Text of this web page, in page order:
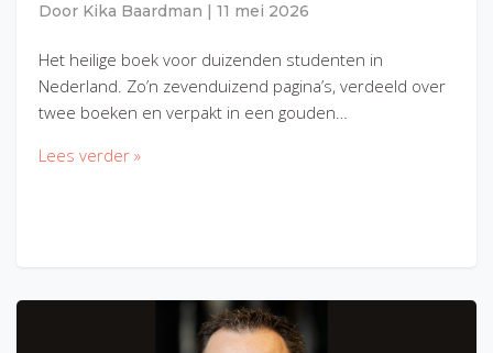
Door Kika Baardman 11 mei 2026
Het heilige boek voor duizenden studenten in
Nederland. Zo’n zevenduizend pagina’s, verdeeld over
twee boeken en verpakt in een gouden…
Lees verder »